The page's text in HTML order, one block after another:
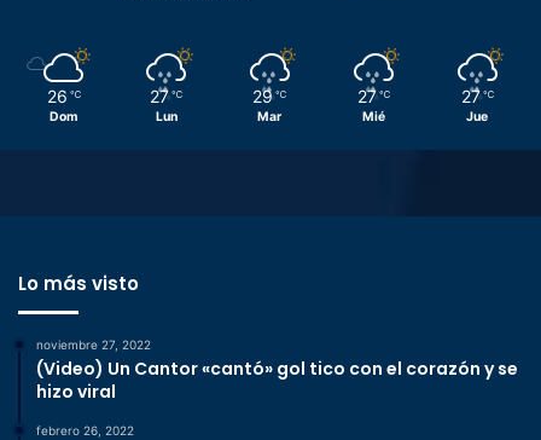
26 ℃
Dom
27 ℃
Lun
29 ℃
Mar
27 ℃
Mié
27 ℃
Jue
Lo más visto
noviembre 27, 2022
(Video) Un Cantor «cantó» gol tico con el corazón y se
hizo viral
febrero 26, 2022